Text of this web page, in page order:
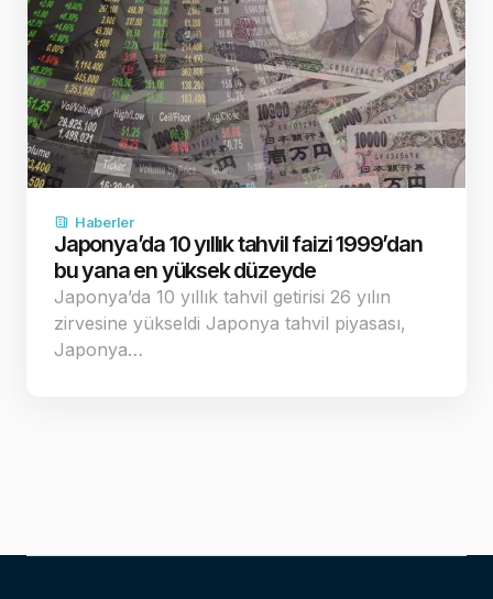
Haberler
Japonya’da 10 yıllık tahvil faizi 1999’dan
bu yana en yüksek düzeyde
Japonya’da 10 yıllık tahvil getirisi 26 yılın
zirvesine yükseldi Japonya tahvil piyasası,
Japonya…